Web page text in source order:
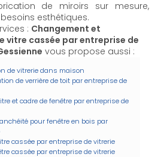
de miroirs sur mesure,
esthétiques.
: Changement et
vitre cassée par entreprise de
vous propose aussi :
de vitrerie dans maison
de verrière de toit par entreprise de
et cadre de fenêtre par entreprise de
pour fenêtre en bois par
cassée par entreprise de vitrerie
cassée par entreprise de vitrerie